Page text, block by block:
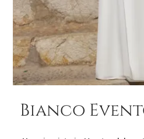
Bianco